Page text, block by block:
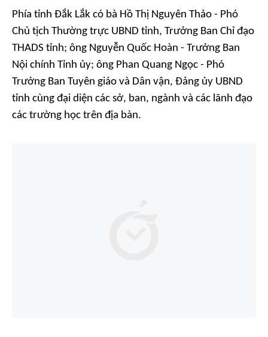
Phía tỉnh Đắk Lắk có bà Hồ Thị Nguyên Thảo - Phó
Chủ tịch Thường trực UBND tỉnh, Trưởng Ban Chỉ đạo
THADS tỉnh; ông Nguyễn Quốc Hoàn - Trưởng Ban
Nội chính Tỉnh ủy; ông Phan Quang Ngọc - Phó
Trưởng Ban Tuyên giáo và Dân vận, Đảng ủy UBND
tỉnh cùng đại diện các sở, ban, ngành và các lãnh đạo
các trường học trên địa bàn.